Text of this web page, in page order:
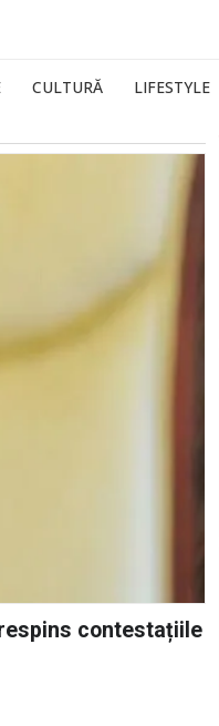
CULTURĂ LIFESTYLE
contestațiile